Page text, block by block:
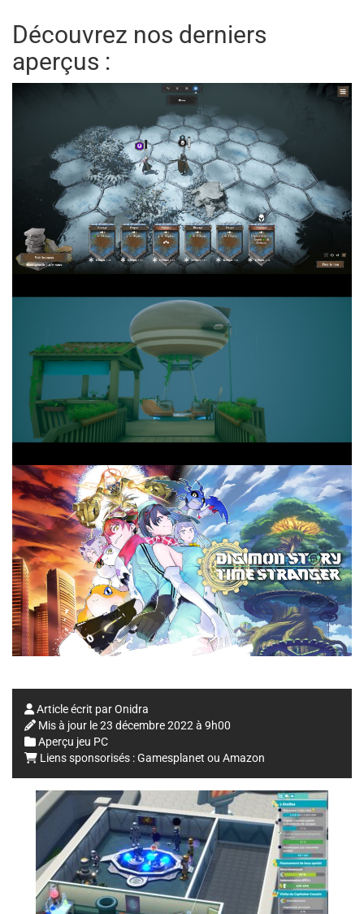
Découvrez nos derniers
aperçus :
Article écrit parOnidra
Mis à jour le23 décembre 2022 à 9h00
Aperçu jeu PC
Liens sponsorisés :Gamesplanet ou Amazon